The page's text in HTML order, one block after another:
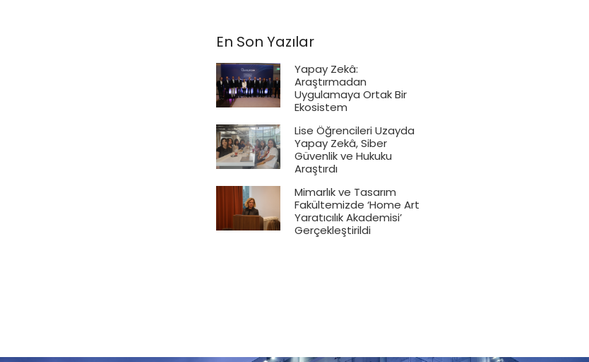
En Son Yazılar
Yapay Zekâ:
Araştırmadan
Uygulamaya Ortak Bir
Ekosistem
Lise Öğrencileri Uzayda
Yapay Zekâ, Siber
Güvenlik ve Hukuku
Araştırdı
Mimarlık ve Tasarım
Fakültemizde ‘Home Art
Yaratıcılık Akademisi’
Gerçekleştirildi